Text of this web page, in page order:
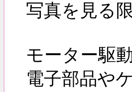
写真を見る
モーター駆
電子部品や